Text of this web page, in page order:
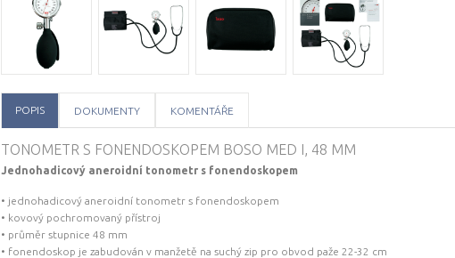
POPIS DOKUMENTY KOMENTÁŘE
TONOMETR S FONENDOSKOPEM BOSO MED I, 48 MM
Jednohadicový aneroidní tonometr s fonendoskopem
• jednohadicový aneroidní tonometr s fonendoskopem
• kovový pochromovaný přístroj
• průměr stupnice 48 mm
• fonendoskop je zabudován v manžetě na suchý zip pro obvod paže 22-32 cm